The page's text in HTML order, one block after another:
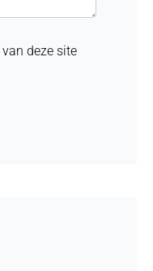
van deze site